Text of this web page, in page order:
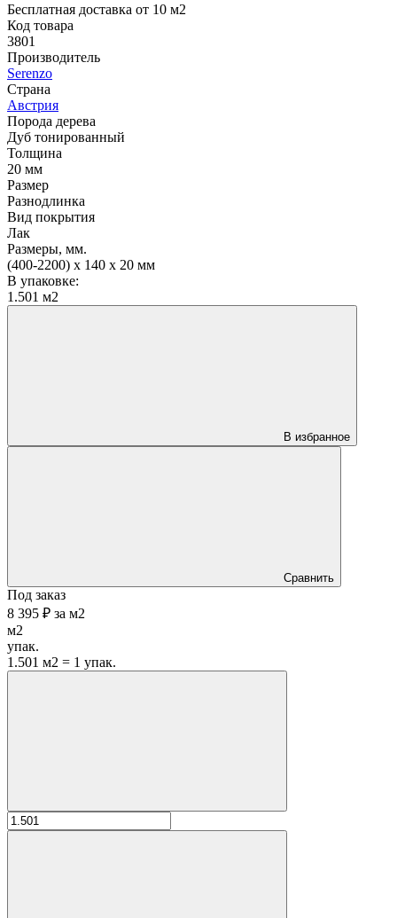
Бесплатная доставка от 10 м2
Код товара
3801
Производитель
Serenzo
Страна
Австрия
Порода дерева
Дуб тонированный
Толщина
20 мм
Размер
Разнодлинка
Вид покрытия
Лак
Размеры, мм.
(400-2200) х 140 х 20 мм
В упаковке:
1.501 м2
В избранное
Сравнить
Под заказ
8 395 ₽ за м2
м2
упак.
1.501 м2 = 1 упак.